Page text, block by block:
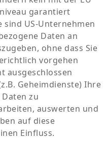
garantiert
sind US-Unternehmen
Daten an
ohne dass Sie
vorgehen
ausgeschlossen
Geheimdienste) Ihre
zu
auswerten und
auf diese
Einfluss.